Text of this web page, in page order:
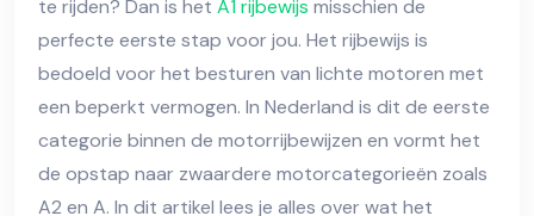
te rijden? Dan is het A1 rijbewijs misschien de
perfecte eerste stap voor jou. Het rijbewijs is
bedoeld voor het besturen van lichte motoren met
een beperkt vermogen. In Nederland is dit de eerste
categorie binnen de motorrijbewijzen en vormt het
de opstap naar zwaardere motorcategorieën zoals
A2 en A. In dit artikel lees je alles over wat het